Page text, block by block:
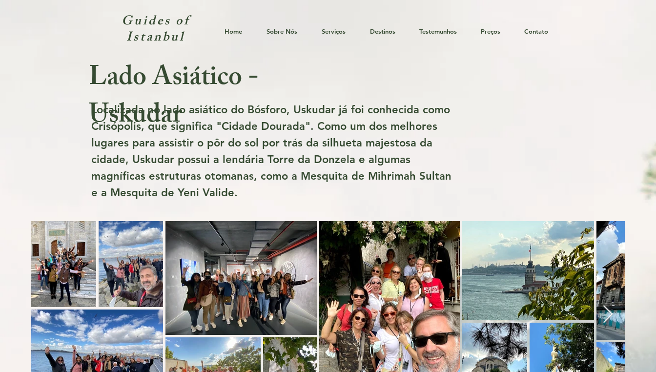
Localizada no lado asiático do Bósforo, Uskudar já foi conhecida como
Crisópolis, que significa "Cidade Dourada". Como um dos melhores
lugares para assistir o pôr do sol por trás da silhueta majestosa da
cidade, Uskudar possui a lendária Torre da Donzela e algumas
magníficas estruturas otomanas, como a Mesquita de Mihrimah Sultan
e a Mesquita de Yeni Valide.
Lado Asiático -
Uskudar
Home Sobre Nós Serviços Destinos Testemunhos Preços Contato
Guides of
Istanbul